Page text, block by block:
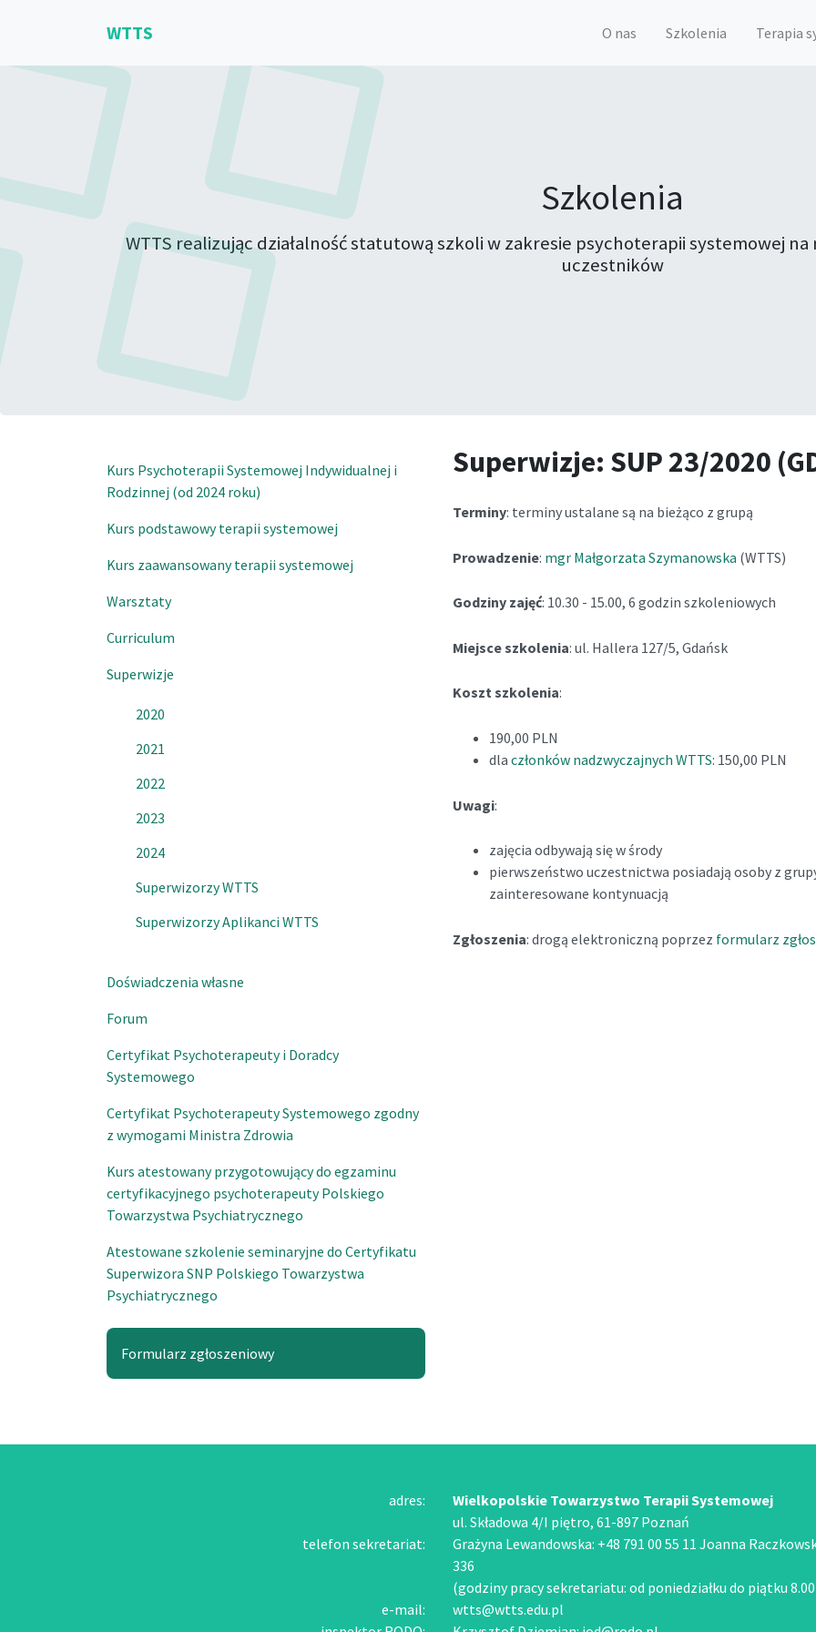
WTTS O nas Szkolenia Terapia
Szkolenia
WTTS realizując działalność statutową szkoli w zakresie psychoterapii systemowej
uczestników
Kurs Psychoterapii Systemowej Indywidualnej i
Rodzinnej (od 2024 roku)
Kurs podstawowy terapii systemowej
Kurs zaawansowany terapii systemowej
Warsztaty
Curriculum
Superwizje
2020
2021
2022
2023
2024
Superwizorzy WTTS
Superwizorzy Aplikanci WTTS
Doświadczenia własne
Forum
Certyfikat Psychoterapeuty i Doradcy
Systemowego
Certyfikat Psychoterapeuty Systemowego zgodny
z wymogami Ministra Zdrowia
Kurs atestowany przygotowujący do egzaminu
certyfikacyjnego psychoterapeuty Polskiego
Towarzystwa Psychiatrycznego
Atestowane szkolenie seminaryjne do Certyfikatu
Superwizora SNP Polskiego Towarzystwa
Psychiatrycznego
Formularz zgłoszeniowy
Superwizje: SUP 23/2020
Terminy: terminy ustalane są na bieżąco z grupą
Prowadzenie: mgr Małgorzata Szymanowska (WTTS)
Godziny zajęć: 10.30 - 15.00, 6 godzin szkoleniowych
Miejsce szkolenia: ul. Hallera 127/5, Gdańsk
Koszt szkolenia:
190,00 PLN
dla członków nadzwyczajnych WTTS: 150,00 PLN
Uwagi:
zajęcia odbywają się w środy
pierwszeństwo uczestnictwa posiadają osoby z
zainteresowane kontynuacją
Zgłoszenia: drogą elektroniczną poprzez formularz
adres:
Wielkopolskie Towarzystwo Terapii Systemowej
ul. Składowa 4/I piętro, 61-897 Poznań
telefon sekretariat:
Grażyna Lewandowska: +48 791 00 55 11 Joanna
336
(godziny pracy sekretariatu: od poniedziałku do piątku
e-mail:
wtts@wtts.edu.pl